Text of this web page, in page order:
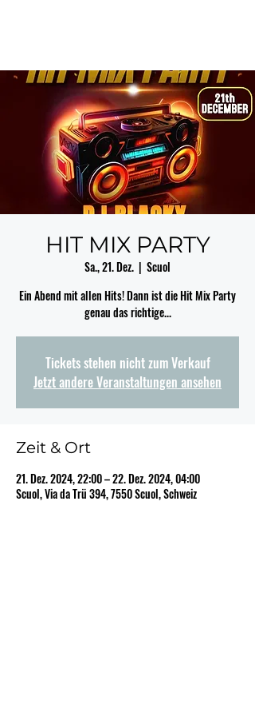
HIT MIX PARTY
Sa., 21. Dez.
  |
Scuol
Ein Abend mit allen Hits! Dann ist die Hit Mix Party
genau das richtige...
Tickets stehen nicht zum Verkauf
Jetzt andere Veranstaltungen ansehen
Zeit & Ort
21. Dez. 2024, 22:00 – 22. Dez. 2024, 04:00
Scuol, Via da Trü 394, 7550 Scuol, Schweiz